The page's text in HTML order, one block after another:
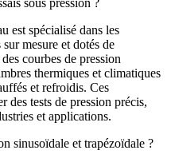
est spécialisé dans les
sur mesure et dotés de
courbes de pression
thermiques et climatiques
et refroidis. Ces
des tests de pression précis,
et applications.
sinusoïdale et trapézoïdale ?